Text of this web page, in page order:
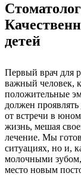
детей
Первый врач для
важный человек,
положительные
должен проявлять
от встречи в
жизнь, мешая
лечение. Мы
ситуациях, но и,
молочными зубом,
место новым